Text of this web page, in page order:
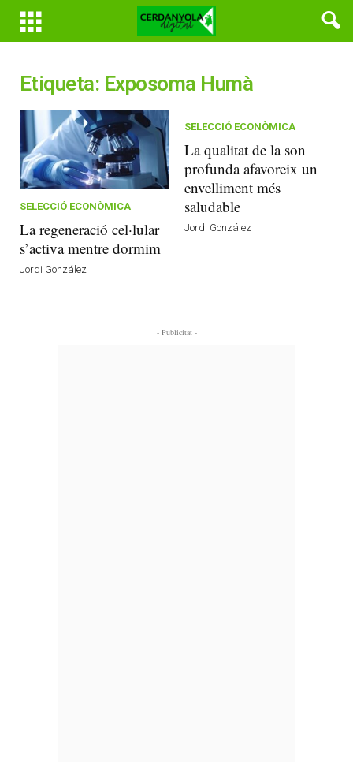
Etiqueta: Exposoma Humà
SELECCIÓ ECONÒMICA
La regeneració cel·lular
s’activa mentre dormim
Jordi González
SELECCIÓ ECONÒMICA
La qualitat de la son
profunda afavoreix un
envelliment més
saludable
Jordi González
- Publicitat -